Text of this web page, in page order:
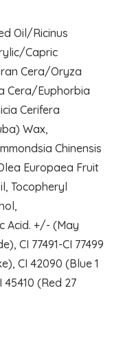
Oil/Ricinus
Capric
Cera/Oryza
Cera/Euphorbia
Cerifera
Wax,
Chinensis
Europaea Fruit
Tocopheryl
Acid. +/- (May
CI 77491-CI 77499
CI 42090 (Blue 1
45410 (Red 27